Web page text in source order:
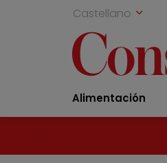
Castellano
Alimentación